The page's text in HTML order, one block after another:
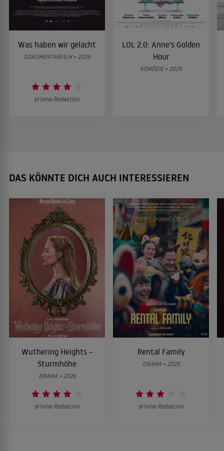
Was haben wir gelacht
DOKUMENTARFILM • 2026
prisma-Redaktion
LOL 2.0: Anne’s Golden
Hour
KOMÖDIE • 2026
DAS KÖNNTE DICH AUCH INTERESSIEREN
Wuthering Heights –
Sturmhöhe
DRAMA • 2026
prisma-Redaktion
Rental Family
DRAMA • 2025
prisma-Redaktion